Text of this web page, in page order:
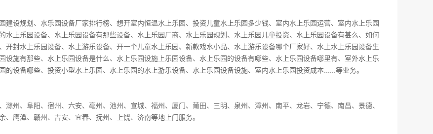
建设规划 、 水乐园设备厂家排行榜、 想开室内恒温水上乐园 、 投资儿童水上乐园多少钱、 室内水上乐园运营、 室内水上乐园
水上乐园设备、 水上乐园设备有那些设备、 水上乐园厂商、 水上乐园规划 、 水上乐园儿童投资、 水上乐园设备有甚么、 如何
、 开封水上乐园设备、 水上游乐设备、 开一个儿童水上乐园 、 新款戏水小品、 水上游乐设备哪个厂家好、 水上水上乐园设备生
设施有那些、 水上乐园设备是什么、 水上乐园设施上乐园设备、 水上乐园的设备有哪些、 水上乐园设备哪里有 、 室外水上乐
的设备哪些、 投资小型水上乐园 、 水上乐园的水上游乐设备、 水上乐园设备设施、 室内水上乐园投资成本......等业务。
滁州、阜阳、宿州、六安、亳州、池州、宣城、福州、厦门、莆田、三明、泉州、漳州、南平、龙岩、宁德、南昌、景德、
、鹰潭、赣州、吉安、宜春、抚州、上饶、济南等地上门服务。